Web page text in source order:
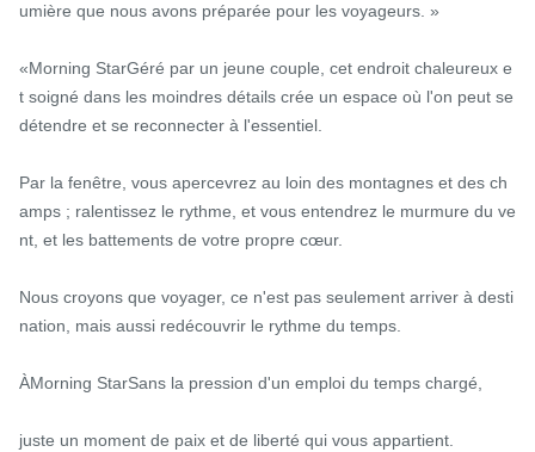
umière que nous avons préparée pour les voyageurs. »
«Morning StarGéré par un jeune couple, cet endroit chaleureux e
t soigné dans les moindres détails crée un espace où l'on peut se
détendre et se reconnecter à l'essentiel.
Par la fenêtre, vous apercevrez au loin des montagnes et des ch
amps ; ralentissez le rythme, et vous entendrez le murmure du ve
nt, et les battements de votre propre cœur.
Nous croyons que voyager, ce n'est pas seulement arriver à desti
nation, mais aussi redécouvrir le rythme du temps.
ÀMorning StarSans la pression d'un emploi du temps chargé,
juste un moment de paix et de liberté qui vous appartient.